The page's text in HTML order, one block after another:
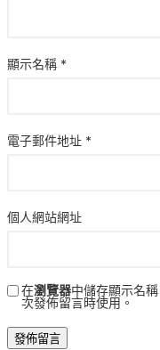
顯示名稱 *
電子郵件地址 *
個人網站網址
在瀏覽器中儲存顯示名
次發佈留言時使用。